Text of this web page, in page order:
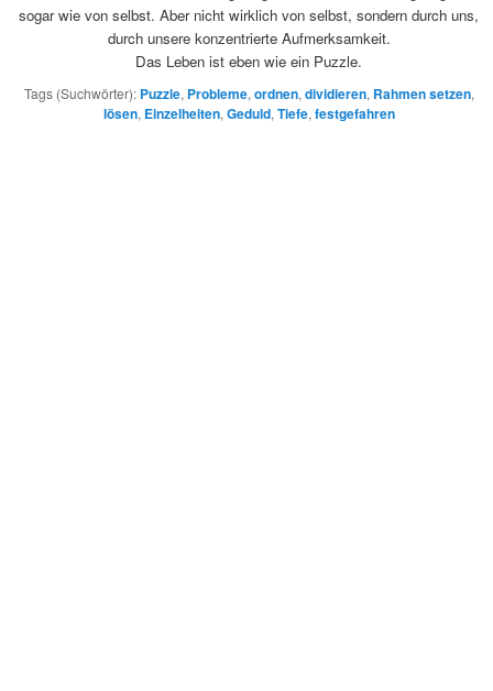
sogar wie von selbst. Aber nicht wirklich von selbst, sondern durch uns,
durch unsere konzentrierte Aufmerksamkeit.
Das Leben ist eben wie ein Puzzle.
Tags (Suchwörter): Puzzle, Probleme,ordnen,dividieren, Rahmen setzen,
lösen, Einzelheiten,Geduld,Tiefe,festgefahren